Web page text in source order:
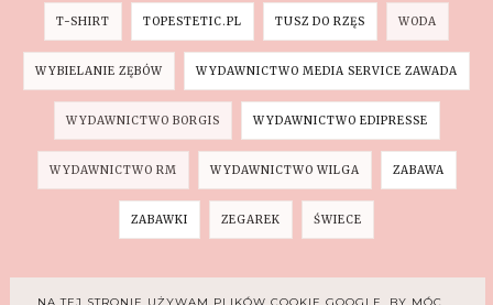
T-SHIRT TOPESTETIC.PL TUSZ DO RZĘS WODA
WYBIELANIE ZĘBÓW WYDAWNICTWO MEDIA SERVICE ZAWADA
WYDAWNICTWO BORGIS WYDAWNICTWO EDIPRESSE
WYDAWNICTWO RM WYDAWNICTWO WILGA ZABAWA
ZABAWKI ZEGAREK ŚWIECE
INSTAGRAM
NA TEJ STRONIE UŻYWAM PLIKÓW COOKIE GOOGLE, BY MÓC